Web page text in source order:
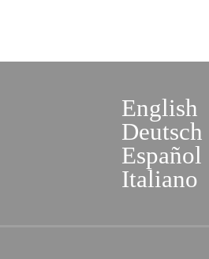
English
Deutsch
Español
Italiano